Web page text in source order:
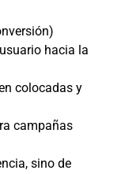
hacia la
colocadas y
campañas
sino de